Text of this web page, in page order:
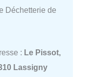
Déchetterie de
: Le Pissot,
Lassigny